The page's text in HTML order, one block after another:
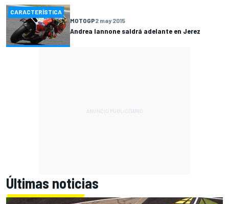
CARACTERÍSTICA
MOTOGP2 may 2015
Andrea Iannone saldrá adelante en Jerez
Últimas noticias